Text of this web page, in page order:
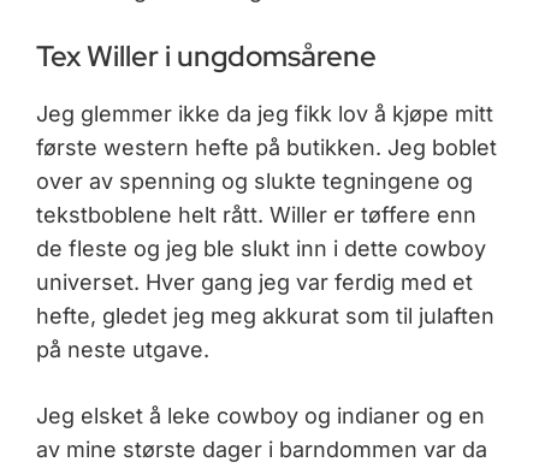
Tex Willer i ungdomsårene
Jeg glemmer ikke da jeg fikk lov å kjøpe mitt
første western hefte på butikken. Jeg boblet
over av spenning og slukte tegningene og
tekstboblene helt rått. Willer er tøffere enn
de fleste og jeg ble slukt inn i dette cowboy
universet. Hver gang jeg var ferdig med et
hefte, gledet jeg meg akkurat som til julaften
på neste utgave.
Jeg elsket å leke cowboy og indianer og en
av mine største dager i barndommen var da